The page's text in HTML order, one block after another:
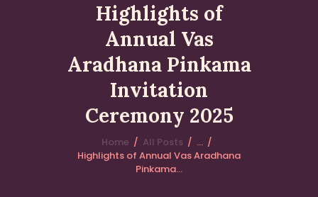
Highlights of
Annual Vas
Aradhana Pinkama
Invitation
Ceremony 2025
Home All Posts
...
Highlights of Annual Vas Aradhana
Pinkama...
MINDFULNESS
GALLERY
MK COMMUNITY
DHAMMA CLASSES